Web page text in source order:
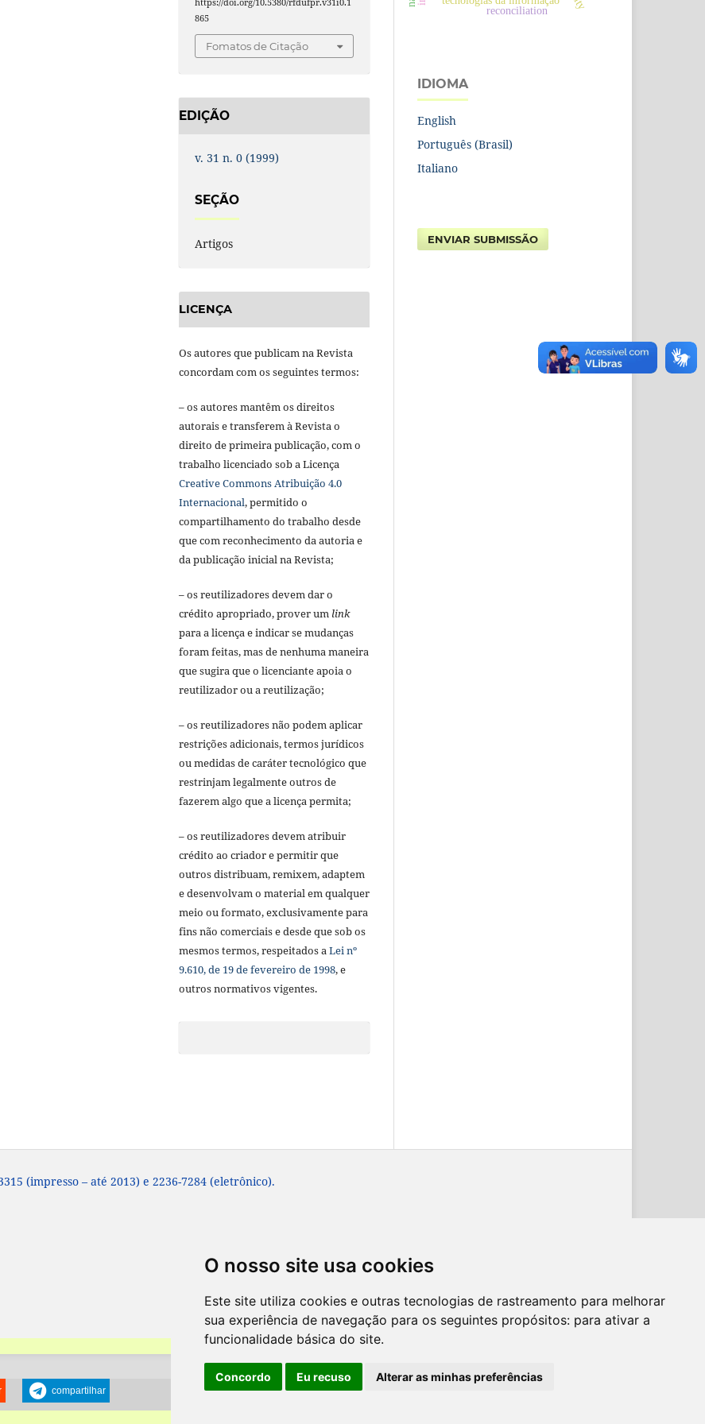
O nosso site usa cookies
Este site utiliza cookies e outras tecnologias de rastreamento para melhorar
sua experiência de navegação para os seguintes propósitos: para ativar a
funcionalidade básica do site.
Concordo Eu recuso Alterar as minhas preferências
https://doi.org/10.5380/rfdufpr.v31i0.1
865
Fomatos de Citação
EDIÇÃO
v. 31 n. 0 (1999)
SEÇÃO
Artigos
LICENÇA
Os autores que publicam na Revista
concordam com os seguintes termos:
– os autores mantêm os direitos
autorais e transferem à Revista o
direito de primeira publicação, com o
trabalho licenciado sob a Licença
Creative Commons Atribuição 4.0
Internacional, permitido o
compartilhamento do trabalho desde
que com reconhecimento da autoria e
da publicação inicial na Revista;
– os reutilizadores devem dar o
crédito apropriado, prover um link
para a licença e indicar se mudanças
foram feitas, mas de nenhuma maneira
que sugira que o licenciante apoia o
reutilizador ou a reutilização;
– os reutilizadores não podem aplicar
restrições adicionais, termos jurídicos
ou medidas de caráter tecnológico que
restrinjam legalmente outros de
fazerem algo que a licença permita;
– os reutilizadores devem atribuir
crédito ao criador e permitir que
outros distribuam, remixem, adaptem
e desenvolvam o material em qualquer
meio ou formato, exclusivamente para
fins não comerciais e desde que sob os
mesmos termos, respeitados aLei nº
9.610, de 19 de fevereiro de 1998, e
outros normativos vigentes.
reconciliation
IDIOMA
English
Português (Brasil)
Italiano
ENVIAR SUBMISSÃO
(impresso – até 2013) e 2236-7284 (eletrônico).
compartilhar